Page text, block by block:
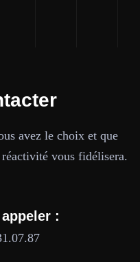
avez le choix et que
vous fidélisera.
: